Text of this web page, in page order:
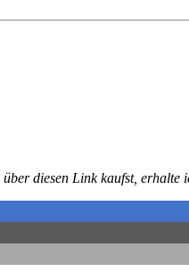
diesen Link kaufst,